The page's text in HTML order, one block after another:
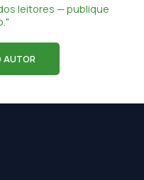
leitores — publique
AUTOR